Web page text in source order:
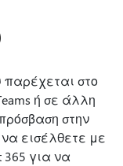
παρέχεται στο
ή σε άλλη
στην
να εισέλθετε με
365 για να